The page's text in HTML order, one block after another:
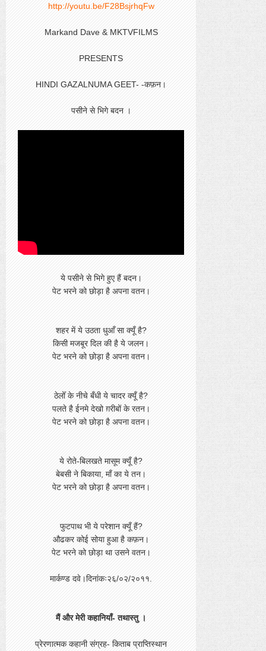
http://youtu.be/F28BsjrhqFw
Markand Dave & MKTVFILMS
PRESENTS
HINDI GAZALNUMA GEET- -कफ़न।
पसीने से भिगे बदन ।
ये पसीने से भिगे हुए हैं बदन।
पेट भरने को छोड़ा है अपना वतन।
शहर में ये उठता धुआँ सा क्यूँ है?
किसी मजबूरदिल की है ये जलन।
पेट भरने को छोड़ा है अपना वतन।
ठेलोँ के नीचे बँधी ये चादर क्यूँ है?
पलते है ईनमे देखो ग़रीबों के रतन।
पेट भरने को छोड़ा है अपना वतन।
ये रोते-बिलखते मासूम क्यूँ है?
बेबसी ने बिकाया, माँ का ये तन।
पेट भरने को छोड़ा है अपना वतन।
फुटपाथ भी ये परेशान क्यूँ हैं?
औढकर कोई सोया हुआ है कफ़न।
पेट भरने को छोड़ा था उसने वतन।
मार्कण्ड दवे।दिनांकः२६/०२/२०११.
मैं और मेरी कहानियाँ- तथास्तु ।
प्रेरणात्मक कहानी संग्रह- किताब प्राप्तिस्थान